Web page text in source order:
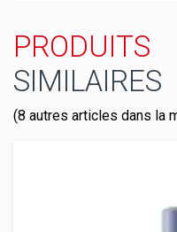
PRODUITS
SIMILAIRES
(8 autres articles dans la